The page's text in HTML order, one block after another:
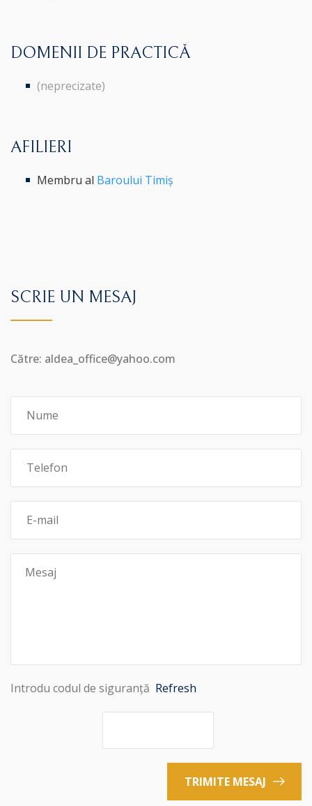
DOMENII DE PRACTICĂ
(neprecizate)
AFILIERI
Membru al Baroului Timiș
SCRIE UN MESAJ
Către: aldea_office@yahoo.com
Introdu codul de siguranță Refresh
TRIMITE MESAJ